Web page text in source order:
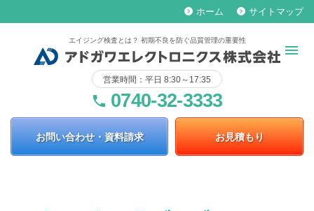
keyboard_arrow_right ホーム keyboard_arrow_right サイトマップ
エイジング検査とは？ 初期不良を防ぐ品質管理の重要性
営業時間：平日 8:30～17:35
phone 0740-32-3333
お問い合わせ・資料請求 お見積もり